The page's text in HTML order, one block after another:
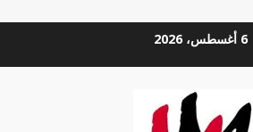
6 أغسطس، 2026